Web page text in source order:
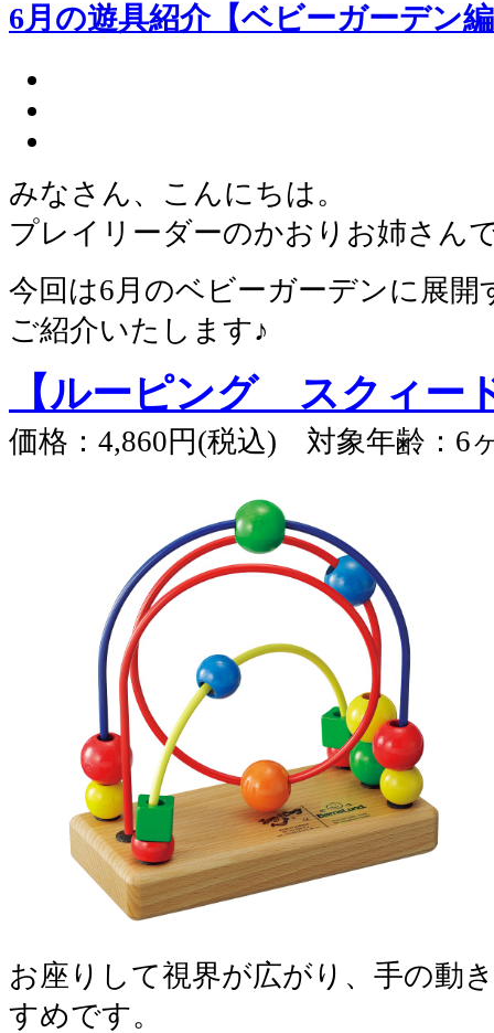
6月の遊具紹介【ベビーガーデン
みなさん、こんにちは。
プレイリーダーのかおりお姉さん
今回は6月のベビーガーデンに展開
ご紹介いたします♪
【ルーピング スクィー
価格：4,860円(税込) 対象年齢：6
お座りして視界が広がり、手の動
すめです。